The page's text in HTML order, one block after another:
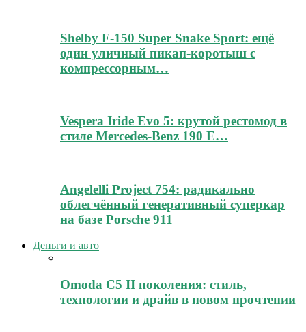
Shelby F-150 Super Snake Sport: ещё
один уличный пикап-коротыш с
компрессорным…
Vespera Iride Evo 5: крутой рестомод в
стиле Mercedes-Benz 190 E…
Angelelli Project 754: радикально
облегчённый генеративный суперкар
на базе Porsche 911
Деньги и авто
Omoda C5 II поколения: стиль,
технологии и драйв в новом прочтении